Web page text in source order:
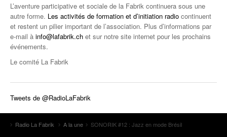
L’aventure participative et sociale de la Fabrik continuera sous une
autre forme. Les activités de formation et d’initiation radio continuent
et restent un pilier important de l’association. Plus d’informations par
e-mail à info@lafabrik.ch et sur notre site internet pour les prochains
événements.
Le comité La Fabrik
Tweets de @RadioLaFabrik
Radio La Fabrik A la une SONORIK #12 : Jazz en mode Brésil